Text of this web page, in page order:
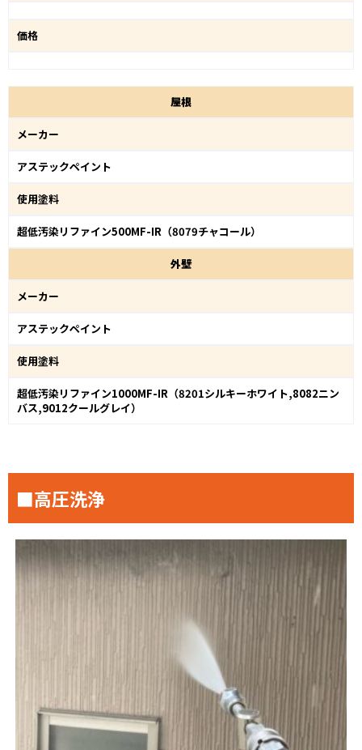
価格
屋根
メーカー
アステックペイント
使用塗料
超低汚染リファイン500MF-IR（8079チャコール）
外壁
メーカー
アステックペイント
使用塗料
超低汚染リファイン1000MF-IR（8201シルキーホワイト,8082ニン
バス,9012クールグレイ）
■高圧洗浄